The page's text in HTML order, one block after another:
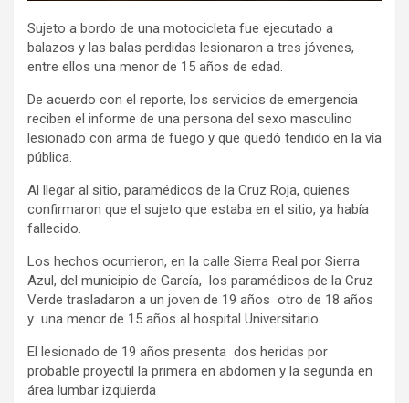
Sujeto a bordo de una motocicleta fue ejecutado a
balazos y las balas perdidas lesionaron a tres jóvenes,
entre ellos una menor de 15 años de edad.
De acuerdo con el reporte, los servicios de emergencia
reciben el informe de una persona del sexo masculino
lesionado con arma de fuego y que quedó tendido en la vía
pública.
Al llegar al sitio, paramédicos de la Cruz Roja, quienes
confirmaron que el sujeto que estaba en el sitio, ya había
fallecido.
Los hechos ocurrieron, en la calle Sierra Real por Sierra
Azul, del municipio de García, los paramédicos de la Cruz
Verde trasladaron a un joven de 19 años otro de 18 años
y una menor de 15 años al hospital Universitario.
El lesionado de 19 años presenta dos heridas por
probable proyectil la primera en abdomen y la segunda en
área lumbar izquierda